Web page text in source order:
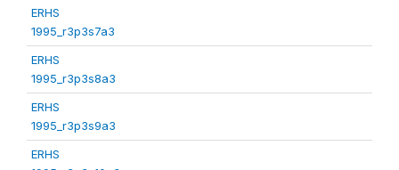
ERHS
1995_r3p3s7a3
ERHS
1995_r3p3s8a3
ERHS
1995_r3p3s9a3
ERHS